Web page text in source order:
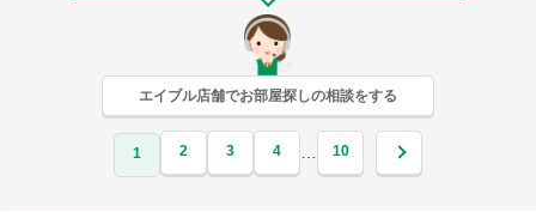
エイブル店舗でお部屋探しの相談をする
1 2 3 4 … 10